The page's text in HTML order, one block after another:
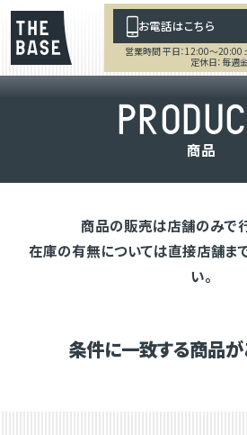
お電話はこちら
営業時間 平日：12:00～20:00
定休日：毎週
PRODUC
商品
商品の販売は店舗のみで行
在庫の有無については直接店舗ま
い。
条件に一致する商品が